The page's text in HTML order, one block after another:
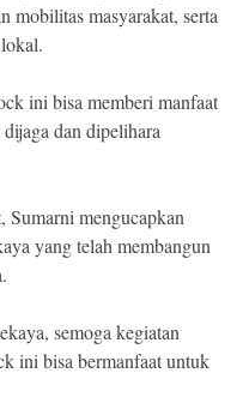
mobilitas masyarakat, serta
ini bisa memberi manfaat
dan dipelihara
Sumarni mengucapkan
yang telah membangun
semoga kegiatan
ini bisa bermanfaat untuk